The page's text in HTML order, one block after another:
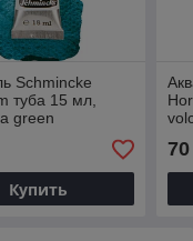
Schmincke
туба 15 мл,
green
Купить
70